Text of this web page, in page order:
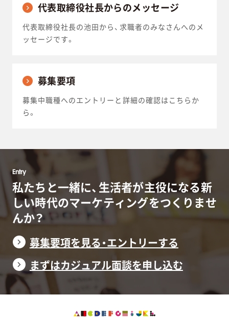
代表取締役社長からのメッセージ
代表取締役社長の池田から、求職者のみなさんへのメ
ッセージです。
募集要項
募集中職種へのエントリーと詳細の確認はこちらか
ら。
Entry
私たちと一緒に、生活者が主役になる新
しい時代のマーケティングをつくりませ
んか？
募集要項を見る・エントリーする
まずはカジュアル面談を申し込む